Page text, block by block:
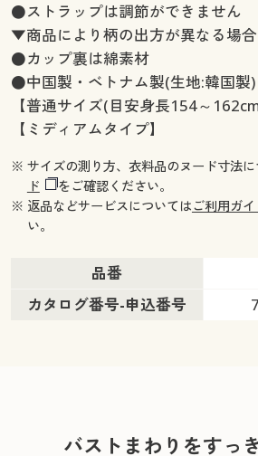
●ストラップは調節ができません
▼商品により柄の出方が異なる場
●カップ裏は綿素材
●中国製・ベトナム製(生地:韓国製)
【普通サイズ(目安身長154～
【ミディアムタイプ】
※ サイズの測り方、衣料品のヌード寸法に
ド
をご確認ください。
※ 返品などサービスについてはご利用ガイ
い。
品番
カタログ番号-申込番号
バストまわりをすっ